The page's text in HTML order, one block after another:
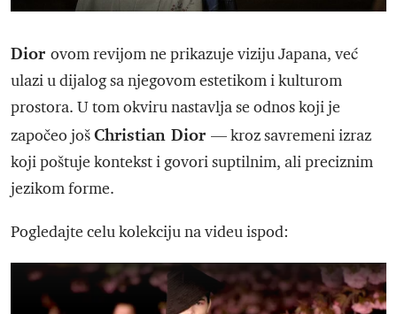
Dior ovom revijom ne prikazuje viziju Japana, već
ulazi u dijalog sa njegovom estetikom i kulturom
prostora. U tom okviru nastavlja se odnos koji je
započeo jošChristian Dior — kroz savremeni izraz
koji poštuje kontekst i govori suptilnim, ali preciznim
jezikom forme.
Pogledajte celu kolekciju na videu ispod: